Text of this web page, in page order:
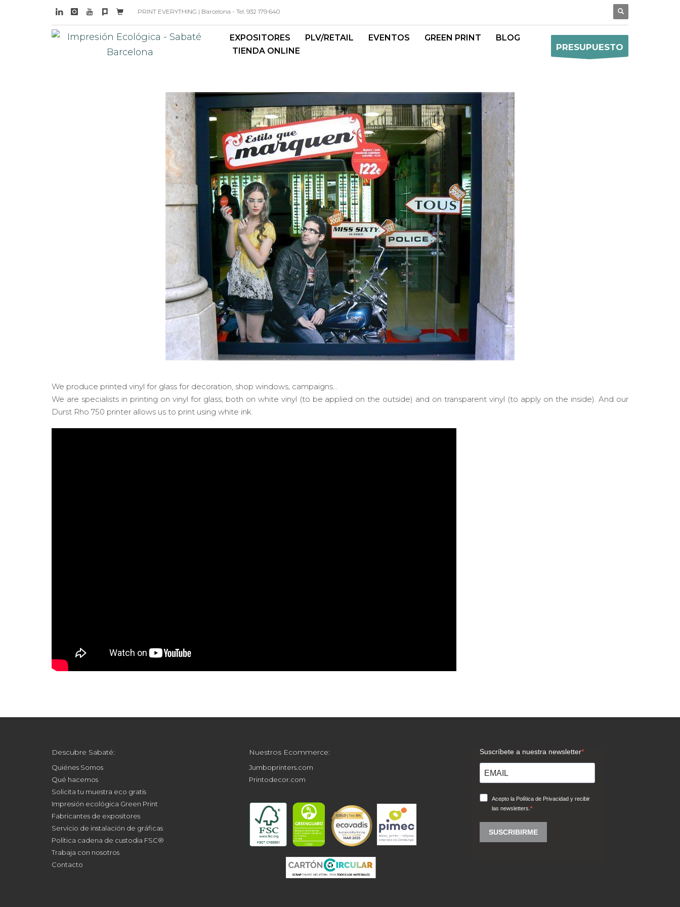
PRINT EVERYTHING | Barcelona - Tel. 932 179 640
EXPOSITORES PLV/RETAIL EVENTOS GREEN PRINT
BLOG
TIENDA ONLINE
PRESUPUESTO
We produce printed vinyl for glass for decoration, shop windows, campaigns…
We are specialists in printing on vinyl for glass, both on white vinyl (to be applied on the outside) and on transparent vinyl (to apply on the inside). And our
Durst Rho 750 printer allows us to print using white ink.
Descubre Sabaté:
Quiénes Somos
Qué hacemos
Solicita tu muestra eco gratis
Impresión ecológica Green Print
Fabricantes de expositores
Servicio de instalación de gráficas
Política cadena de custodia FSC®
Trabaja con nosotros
Contacto
Nuestros Ecommerce:
Jumboprinters.com
Printodecor.com